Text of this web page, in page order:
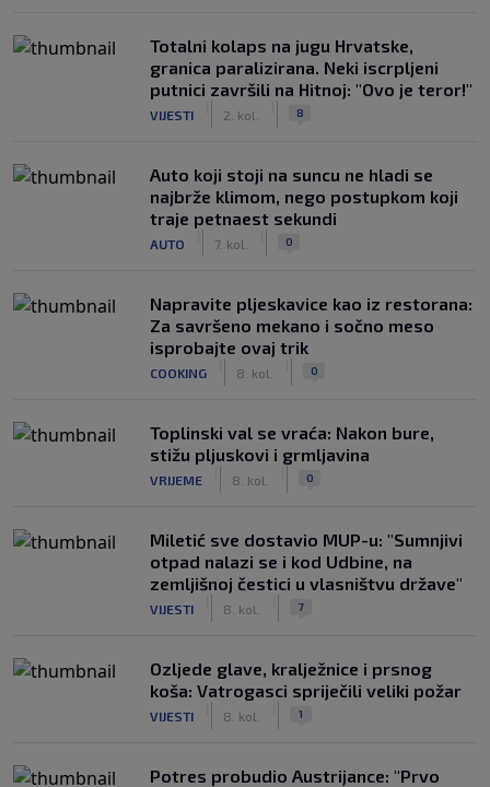
Totalni kolaps na jugu Hrvatske,
granica paralizirana. Neki iscrpljeni
putnici završili na Hitnoj: "Ovo je teror!"
VIJESTI 2. kol. 8
Auto koji stoji na suncu ne hladi se
najbrže klimom, nego postupkom koji
traje petnaest sekundi
AUTO 7. kol. 0
Napravite pljeskavice kao iz restorana:
Za savršeno mekano i sočno meso
isprobajte ovaj trik
COOKING 8. kol. 0
Toplinski val se vraća: Nakon bure,
stižu pljuskovi i grmljavina
VRIJEME 8. kol. 0
Miletić sve dostavio MUP-u: "Sumnjivi
otpad nalazi se i kod Udbine, na
zemljišnoj čestici u vlasništvu države"
VIJESTI 8. kol. 7
Ozljede glave, kralježnice i prsnog
koša: Vatrogasci spriječili veliki požar
VIJESTI 8. kol. 1
Potres probudio Austrijance: "Prvo